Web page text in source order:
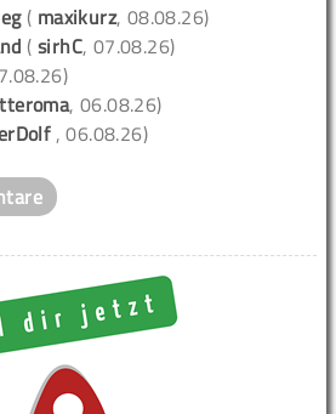
( maxikurz, 08.08.26)
(sirhC, 07.08.26)
, 06.08.26)
, 06.08.26)